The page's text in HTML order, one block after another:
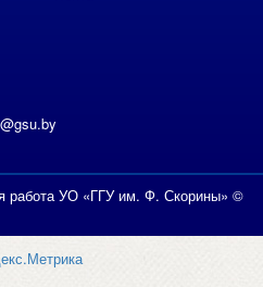
работа УО «ГГУ им. Ф. Скорины» ©